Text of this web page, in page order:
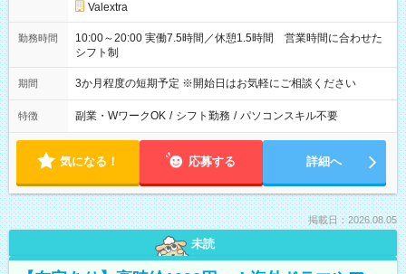
Valextra
勤務時間
10:00～20:00 実働7.5時間／休憩1.5時間 営業時間に合わせた
シフト制
期間 3か月程度の短期予定 ※開始日はお気軽にご相談ください
特徴 副業・WワークOK / シフト勤務 / パソコンスキル不要
気になる！ 応募する 詳細へ
掲載日：2026.08.05
未読